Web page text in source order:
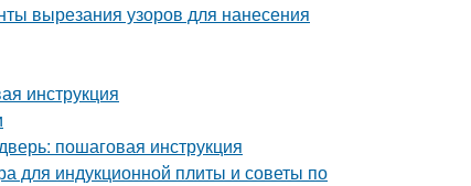
вырезания узоров для нанесения
инструкция
пошаговая инструкция
для индукционной плиты и советы по